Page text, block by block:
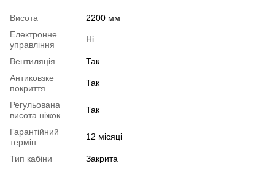
Висота
2200 мм
Електронне
управління
Ні
Вентиляція
Так
Антиковзке
покриття
Так
Регульована
висота ніжок
Так
Гарантійний
термін
12 місяці
Тип кабіни
Закрита